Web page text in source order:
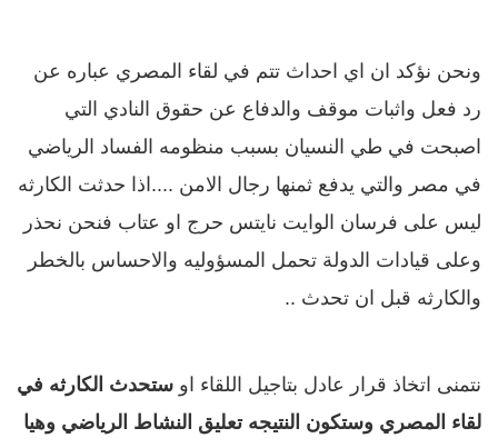
ونحن نؤكد ان اي احداث تتم في لقاء المصري عباره عن
رد فعل واثبات موقف والدفاع عن حقوق النادي التي
اصبحت في طي النسيان بسبب منظومه الفساد الرياضي
في مصر والتي يدفع ثمنها رجال الامن ....اذا حدثت الكارثه
ليس على فرسان الوايت نايتس حرج او عتاب فنحن نحذر
وعلى قيادات الدولة تحمل المسؤوليه والاحساس بالخطر
والكارثه قبل ان تحدث ..
نتمنى اتخاذ قرار عادل بتاجيل اللقاء او ستحدث الكارثه في
لقاء المصري وستكون النتيجه تعليق النشاط الرياضي وهيا